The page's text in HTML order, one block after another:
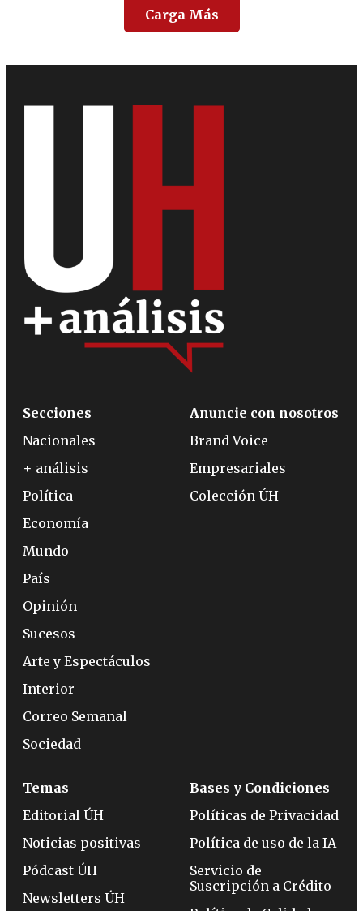
Carga Más
Secciones
Nacionales
+ análisis
Política
Economía
Mundo
País
Opinión
Sucesos
Arte y Espectáculos
Interior
Correo Semanal
Sociedad
Anuncie con nosotros
Brand Voice
Empresariales
Colección ÚH
Temas
Editorial ÚH
Noticias positivas
Pódcast ÚH
Newsletters ÚH
Bases y Condiciones
Políticas de Privacidad
Política de uso de la IA
Servicio de
Suscripción a Crédito